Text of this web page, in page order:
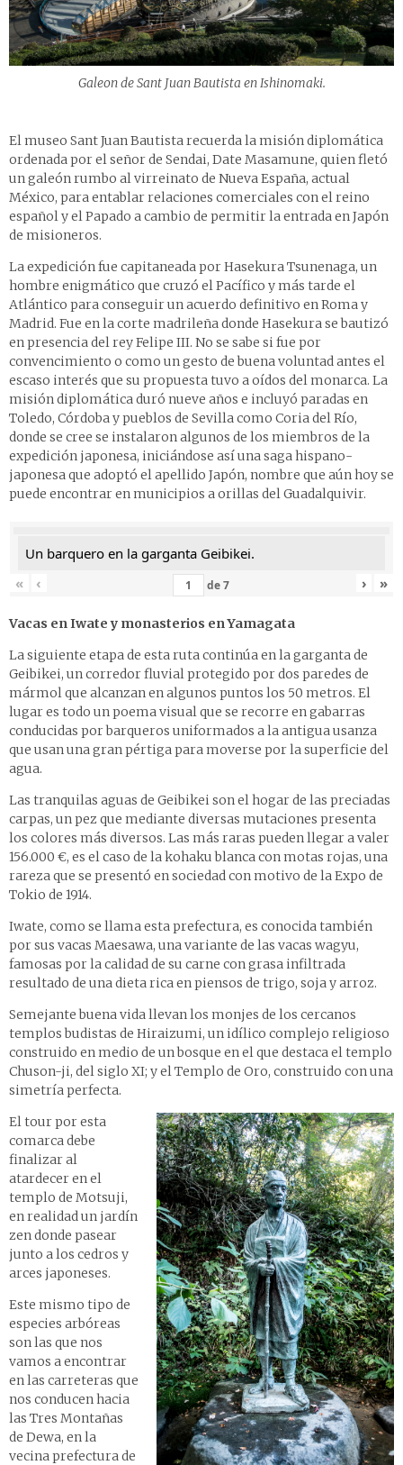
Galeon de Sant Juan Bautista en Ishinomaki.
El museo Sant Juan Bautista recuerda la misión diplomática
ordenada por el señor de Sendai, Date Masamune, quien fletó
un galeón rumbo al virreinato de Nueva España, actual
México, para entablar relaciones comerciales con el reino
español y el Papado a cambio de permitir la entrada en Japón
de misioneros.
La expedición fue capitaneada por Hasekura Tsunenaga, un
hombre enigmático que cruzó el Pacífico y más tarde el
Atlántico para conseguir un acuerdo definitivo en Roma y
Madrid. Fue en la corte madrileña donde Hasekura se bautizó
en presencia del rey Felipe III. No se sabe si fue por
convencimiento o como un gesto de buena voluntad antes el
escaso interés que su propuesta tuvo a oídos del monarca. La
misión diplomática duró nueve años e incluyó paradas en
Toledo, Córdoba y pueblos de Sevilla como Coria del Río,
donde se cree se instalaron algunos de los miembros de la
expedición japonesa, iniciándose así una saga hispano-
japonesa que adoptó el apellido Japón, nombre que aún hoy se
puede encontrar en municipios a orillas del Guadalquivir.
Un barquero en la garganta Geibikei.
«
‹ de7 › »
Vacas en Iwate y monasterios en Yamagata
La siguiente etapa de esta ruta continúa en la garganta de
Geibikei, un corredor fluvial protegido por dos paredes de
mármol que alcanzan en algunos puntos los 50 metros. El
lugar es todo un poema visual que se recorre en gabarras
conducidas por barqueros uniformados a la antigua usanza
que usan una gran pértiga para moverse por la superficie del
agua.
Las tranquilas aguas de Geibikei son el hogar de las preciadas
carpas, un pez que mediante diversas mutaciones presenta
los colores más diversos. Las más raras pueden llegar a valer
156.000 €, es el caso de la kohaku blanca con motas rojas, una
rareza que se presentó en sociedad con motivo de la Expo de
Tokio de 1914.
Iwate, como se llama esta prefectura, es conocida también
por sus vacas Maesawa, una variante de las vacas wagyu,
famosas por la calidad de su carne con grasa infiltrada
resultado de una dieta rica en piensos de trigo, soja y arroz.
Semejante buena vida llevan los monjes de los cercanos
templos budistas de Hiraizumi, un idílico complejo religioso
construido en medio de un bosque en el que destaca el templo
Chuson-ji, del siglo XI; y el Templo de Oro, construido con una
simetría perfecta.
El tour por esta
comarca debe
finalizar al
atardecer en el
templo de Motsuji,
en realidad un jardín
zen donde pasear
junto a los cedros y
arces japoneses.
Este mismo tipo de
especies arbóreas
son las que nos
vamos a encontrar
en las carreteras que
nos conducen hacia
las Tres Montañas
de Dewa, en la
vecina prefectura de